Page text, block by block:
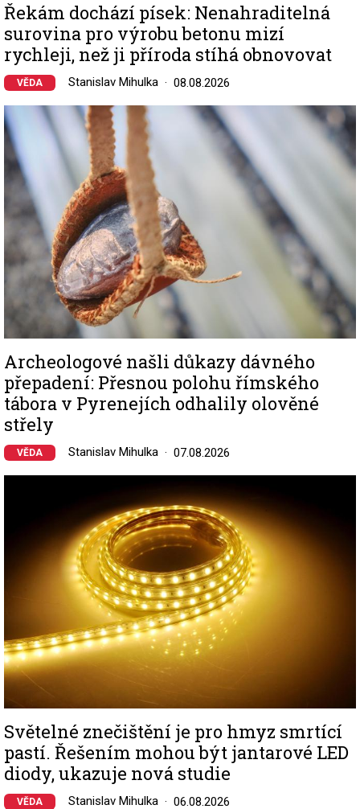
Řekám dochází písek: Nenahraditelná
surovina pro výrobu betonu mizí
rychleji, než ji příroda stíhá obnovovat
VĚDA Stanislav Mihulka 08.08.2026
Image
Archeologové našli důkazy dávného
přepadení: Přesnou polohu římského
tábora v Pyrenejích odhalily olověné
střely
VĚDA Stanislav Mihulka 07.08.2026
Světelné znečištění je pro hmyz smrtící
pastí. Řešením mohou být jantarové LED
diody, ukazuje nová studie
VĚDA Stanislav Mihulka 06.08.2026